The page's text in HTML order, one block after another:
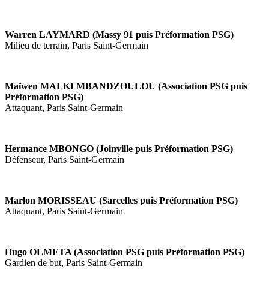
Warren LAYMARD (Massy 91 puis Préformation PSG)
Milieu de terrain, Paris Saint-Germain
Maïwen MALKI MBANDZOULOU (Association PSG puis
Préformation PSG)
Attaquant, Paris Saint-Germain
Hermance MBONGO (Joinville puis Préformation PSG)
Défenseur, Paris Saint-Germain
Marlon MORISSEAU (Sarcelles puis Préformation PSG)
Attaquant, Paris Saint-Germain
Hugo OLMETA (Association PSG puis Préformation PSG)
Gardien de but, Paris Saint-Germain